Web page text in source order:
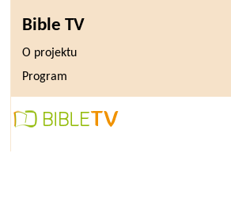
Bible TV
O projektu
Program